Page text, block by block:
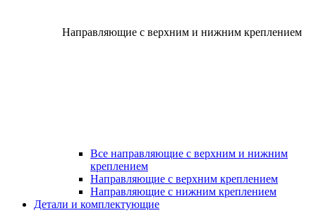
Направляющие с верхним и нижним креплением
Все направляющие с верхним и нижним
креплением
Направляющие с верхним креплением
Направляющие с нижним креплением
Детали и комплектующие